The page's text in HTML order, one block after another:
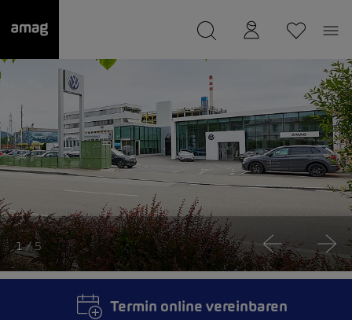
wurde als Ihre Garage gespeichert.
1 / 5
Termin online vereinbaren